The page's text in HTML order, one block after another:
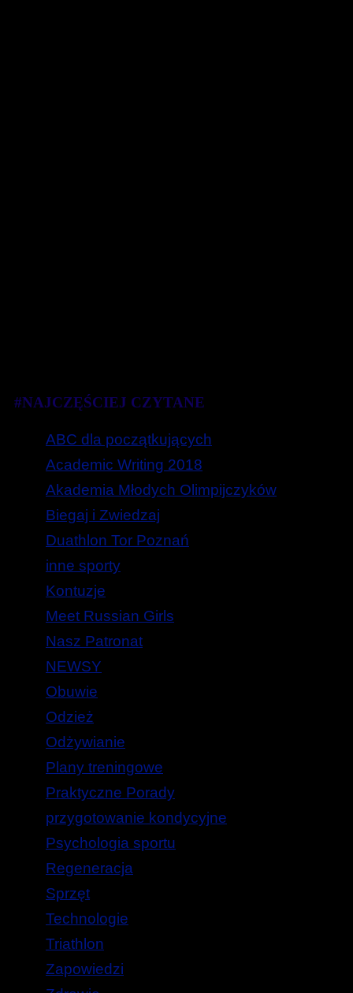
#NAJCZĘŚCIEJ CZYTANE
ABC dla początkujących
Academic Writing 2018
Akademia Młodych Olimpijczyków
Biegaj i Zwiedzaj
Duathlon Tor Poznań
inne sporty
Kontuzje
Meet Russian Girls
Nasz Patronat
NEWSY
Obuwie
Odzież
Odżywianie
Plany treningowe
Praktyczne Porady
przygotowanie kondycyjne
Psychologia sportu
Regeneracja
Sprzęt
Technologie
Triathlon
Zapowiedzi